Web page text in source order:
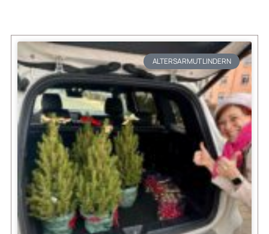
ALTERSARMUT LINDERN